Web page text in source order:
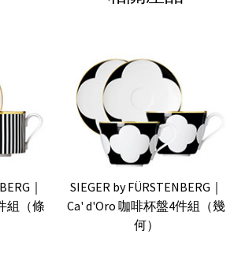
｜
組（條
SIEGER by FÜRSTENBERG｜
Ca' d'Oro 咖啡杯盤4件組（幾
何）